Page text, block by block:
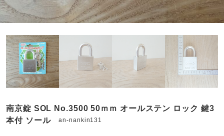
南京錠 SOL No.3500 50ｍｍ オールステン ロック 鍵3
本付 ソール
an-nankin131